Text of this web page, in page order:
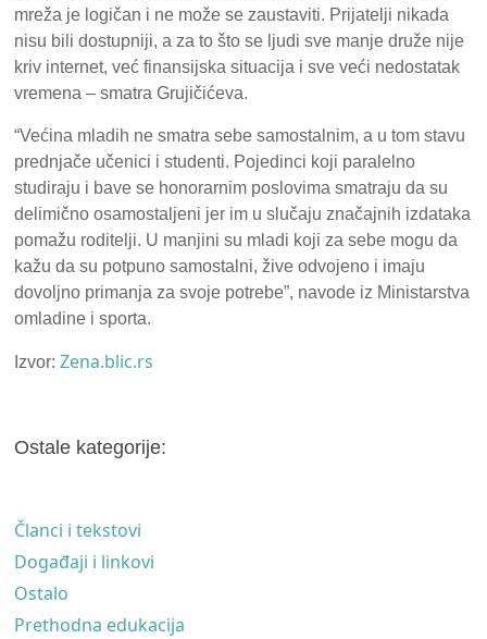
mreža je logičan i ne može se zaustaviti. Prijatelji nikada
nisu bili dostupniji, a za to što se ljudi sve manje druže nije
kriv internet, već finansijska situacija i sve veći nedostatak
vremena – smatra Grujičićeva.
“Većina mladih ne smatra sebe samostalnim, a u tom stavu
prednjače učenici i studenti. Pojedinci koji paralelno
studiraju i bave se honorarnim poslovima smatraju da su
delimično osamostaljeni jer im u slučaju značajnih izdataka
pomažu roditelji. U manjini su mladi koji za sebe mogu da
kažu da su potpuno samostalni, žive odvojeno i imaju
dovoljno primanja za svoje potrebe”, navode iz Ministarstva
omladine i sporta.
Izvor:Zena.blic.rs
Ostale kategorije:
Članci i tekstovi
Događaji i linkovi
Ostalo
Prethodna edukacija